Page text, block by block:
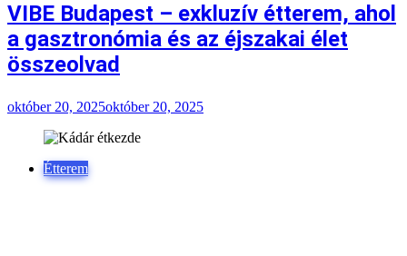
VIBE Budapest – exkluzív étterem, ahol
a gasztronómia és az éjszakai élet
összeolvad
október 20, 2025október 20, 2025
Étterem